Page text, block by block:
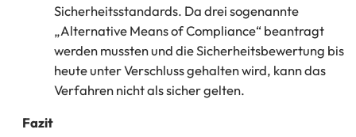
Sicherheitsstandards. Da drei sogenannte
„Alternative Means of Compliance“ beantragt
werden mussten und die Sicherheitsbewertung bis
heute unter Verschluss gehalten wird, kann das
Verfahren nicht als sicher gelten.
Fazit